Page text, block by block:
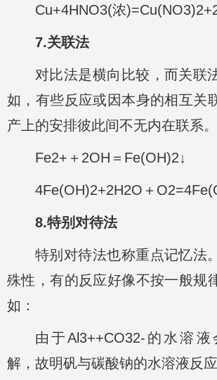
Cu+4HNO3(浓
7.关联法
对比法是横向比较，而关联
如，有些反应或因本身的相互关
产上的安排彼此间不无内在联系。
Fe2+＋2OH＝Fe(OH)2↓
4Fe(OH)2+2H2O＋
8.特别对待法
特别对待法也称重点记忆法
殊性，有的反应好像不按一般规
如：
由于Al3++CO32-的水溶
解，故明矾与碳酸钠的水溶液反应